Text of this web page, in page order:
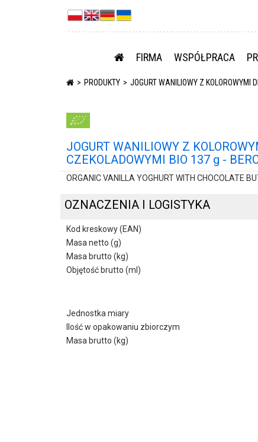
FIRMA WSPÓŁPRACA
PRODUKTY JOGURT WANILIOWY Z KOLOROWYMI
JOGURT WANILIOWY Z
CZEKOLADOWYMI BIO 137 g -
ORGANIC VANILLA YOGHURT WITH CHOCOLATE
OZNACZENIA I LOGISTYKA
Kod kreskowy (EAN)
Masa netto (g)
Masa brutto (kg)
Objętość brutto (ml)
Jednostka miary
Ilość w opakowaniu zbiorczym
Masa brutto (kg)